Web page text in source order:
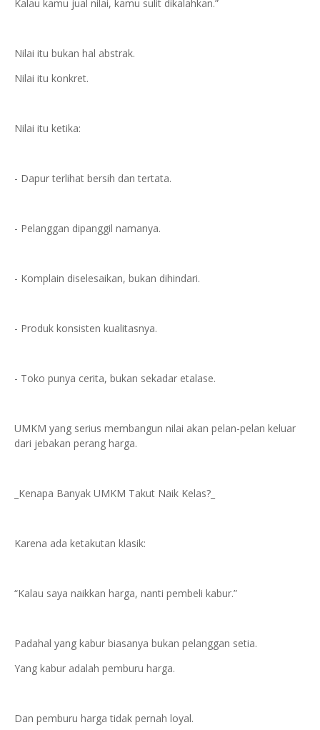
Kalau kamu jual nilai, kamu sulit dikalahkan.”
Nilai itu bukan hal abstrak.
Nilai itu konkret.
Nilai itu ketika:
- Dapur terlihat bersih dan tertata.
- Pelanggan dipanggil namanya.
- Komplain diselesaikan, bukan dihindari.
- Produk konsisten kualitasnya.
- Toko punya cerita, bukan sekadar etalase.
UMKM yang serius membangun nilai akan pelan-pelan keluar
dari jebakan perang harga.
_Kenapa Banyak UMKM Takut Naik Kelas?_
Karena ada ketakutan klasik:
“Kalau saya naikkan harga, nanti pembeli kabur.”
Padahal yang kabur biasanya bukan pelanggan setia.
Yang kabur adalah pemburu harga.
Dan pemburu harga tidak pernah loyal.